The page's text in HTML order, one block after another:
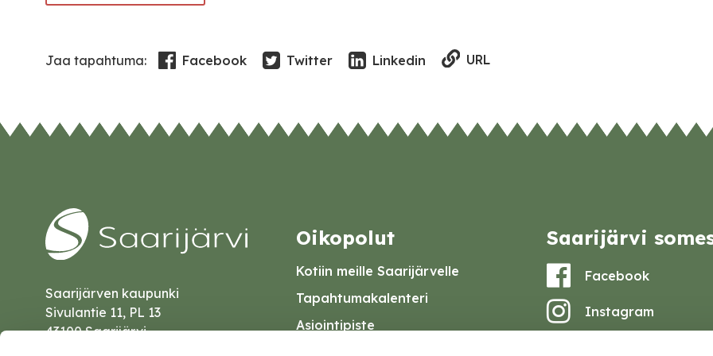
Jaa tapahtuma: Facebook Twitter Linkedin URL
Saarijärven kaupunki
Sivulantie 11, PL 13
43100 Saarijärvi
Oikopolut
Kotiin meille Saarijärvelle
Tapahtumakalenteri
Asiointipiste
Saarijärvi
Facebook
Instagram